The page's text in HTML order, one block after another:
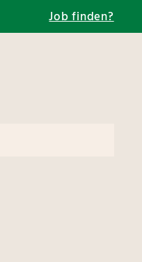
Job finden?